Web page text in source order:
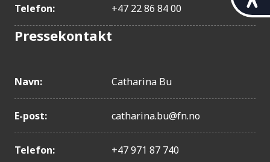
l
g
e
g
Telefon: +47 22 86 84 00
Pressekontakt
Navn: Catharina Bu
E-post: catharina.bu@fn.no
Telefon: +47 971 87 740